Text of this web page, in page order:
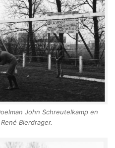
John Schreutelkamp en
Bierdrager.